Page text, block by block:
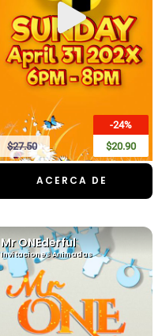
-24%
$20.90
$27.50
ACERCA DE
Mr ONEderful
Invitaciones Animadas